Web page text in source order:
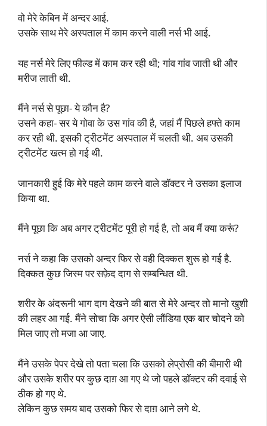
वो मेरे केबिन में अन्दर आई.
उसके साथ मेरे अस्पताल में काम करने वाली नर्स भी आई.
यह नर्स मेरे लिए फील्ड में काम कर रही थी; गांव गांव जाती थी और
मरीज लाती थी.
मैंने नर्स से पूछा- ये कौन है?
उसने कहा- सर ये गोवा के उस गांव की है, जहां मैं पिछले हफ्ते काम
कर रही थी. इसकी ट्रीटमेंट अस्पताल में चलती थी. अब उसकी
ट्रीटमेंट खत्म हो गई थी.
जानकारी हुई कि मेरे पहले काम करने वाले डॉक्टर ने उसका इलाज
किया था.
मैंने पूछा कि अब अगर ट्रीटमेंट पूरी हो गई है, तो अब मैं क्या करूं?
नर्स ने कहा कि उसको अन्दर फिर से वही दिक्कत शुरू हो गई है.
दिक्कत कुछ जिस्म पर सफ़ेद दाग से सम्बन्धित थी.
शरीर के अंदरूनी भाग दाग देखने की बात से मेरे अन्दर तो मानो खुशी
की लहर आ गई. मैंने सोचा कि अगर ऐसी लौंडिया एक बार चोदने को
मिल जाए तो मजा आ जाए.
मैंने उसके पेपर देखे तो पता चला कि उसको लेप्रोसी की बीमारी थी
और उसके शरीर पर कुछ दाग़ आ गए थे जो पहले डॉक्टर की दवाई से
ठीक हो गए थे.
लेकिन कुछ समय बाद उसको फिर से दाग़ आने लगे थे.